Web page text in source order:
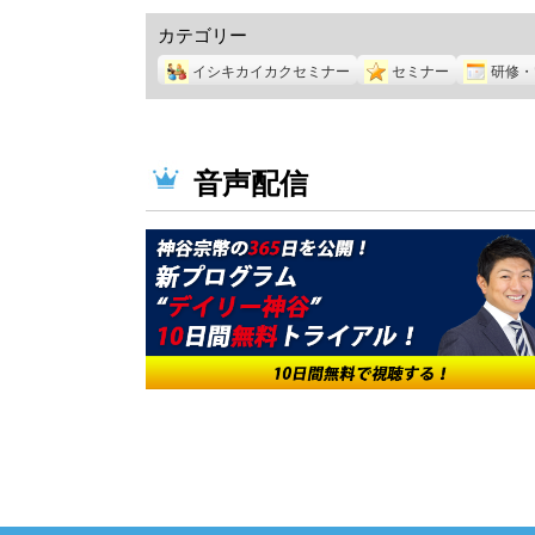
カテゴリー
イシキカイカクセミナー セミナー 研修
音声配信